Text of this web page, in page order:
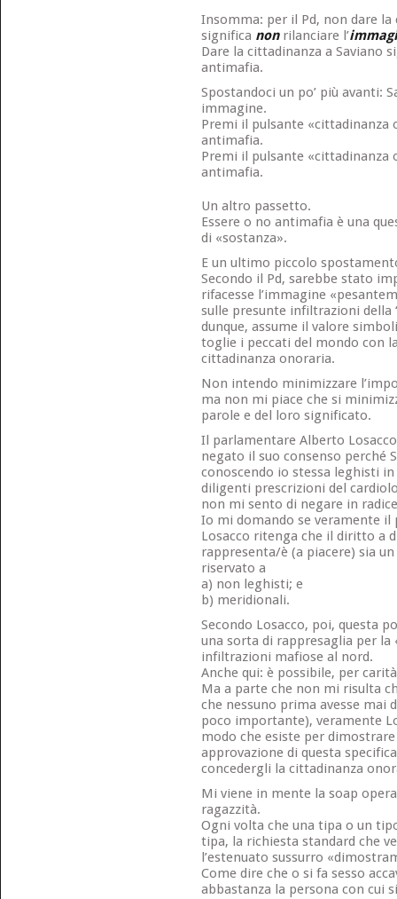
Insomma: per il Pd, non dare la
significa nonrilanciare l’
Dare la cittadinanza a Saviano
antimafia.
Spostandoci un po’ più avanti:
immagine.
Premi il pulsante «cittadinanza
antimafia.
Premi il pulsante «cittadinanza
antimafia.
Un altro passetto.
Essere o no antimafia è una
di «sostanza».
E un ultimo piccolo
Secondo il Pd, sarebbe stato
rifacesse l’immagine
sulle presunte infiltrazioni della
dunque, assume il valore
toglie i peccati del mondo con
cittadinanza onoraria.
Non intendo minimizzare
ma non mi piace che si
parole e del loro significato.
Il parlamentare Alberto
negato il suo consenso perché
conoscendo io stessa leghisti
diligenti prescrizioni del
non mi sento di negare in
Io mi domando se veramente
Losacco ritenga che il diritto a
rappresenta/è (a piacere) sia
riservato a
a) non leghisti; e
b) meridionali.
Secondo Losacco, poi, questa
una sorta di rappresaglia per la
infiltrazioni mafiose al nord.
Anche qui: è possibile, per
Ma a parte che non mi risulta
che nessuno prima avesse mai
poco importante), veramente
modo che esiste per
approvazione di questa
concedergli la cittadinanza
Mi viene in mente la soap
ragazzità.
Ogni volta che una tipa o un
tipa, la richiesta standard che
l’estenuato sussurro
Come dire che o si fa sesso
abbastanza la persona con cui